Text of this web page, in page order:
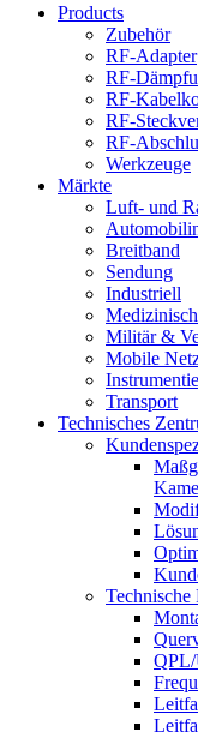
Products
Zubehör
RF-Adapter
RF-
RF-
RF-
RF-
Werkzeuge
Märkte
Luft- und
Breitband
Sendung
Industriell
Militär &
Mobile
Transport
Technisches
Technische